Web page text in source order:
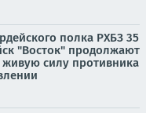
полка РХБЗ 35
"Восток" продолжают
силу противника